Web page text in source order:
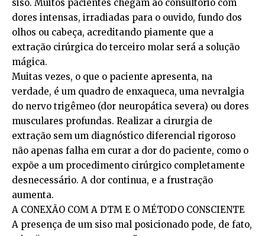
siso. Muitos pacientes chegam ao consultório com
dores intensas, irradiadas para o ouvido, fundo dos
olhos ou cabeça, acreditando piamente que a
extração cirúrgica do terceiro molar será a solução
mágica.
Muitas vezes, o que o paciente apresenta, na
verdade, é um quadro de enxaqueca, uma nevralgia
do nervo trigêmeo (dor neuropática severa) ou dores
musculares profundas. Realizar a cirurgia de
extração sem um diagnóstico diferencial rigoroso
não apenas falha em curar a dor do paciente, como o
expõe a um procedimento cirúrgico completamente
desnecessário. A dor continua, e a frustração
aumenta.
A CONEXÃO COM A DTM E O MÉTODO CONSCIENTE
A presença de um siso mal posicionado pode, de fato,